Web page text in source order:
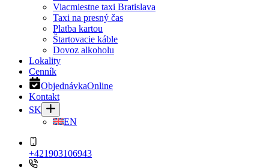
Viacmiestne taxi Bratislava
Taxi na presný čas
Platba kartou
Štartovacie káble
Dovoz alkoholu
Lokality
Cenník
ObjednávkaOnline
Kontakt
SK
EN
+421903106943